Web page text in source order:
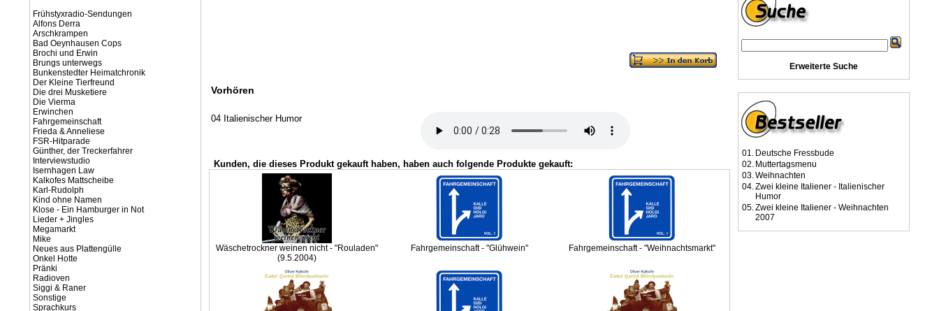
Frühstyxradio-Sendungen
Alfons Derra
Arschkrampen
Bad Oeynhausen Cops
Brochi und Erwin
Brungs unterwegs
Bunkenstedter Heimatchronik
Der Kleine Tierfreund
Die drei Musketiere
Die Vierma
Erwinchen
Fahrgemeinschaft
Frieda & Anneliese
FSR-Hitparade
Günther, der Treckerfahrer
Interviewstudio
Isernhagen Law
Kalkofes Mattscheibe
Karl-Rudolph
Kind ohne Namen
Klose - Ein Hamburger in Not
Lieder + Jingles
Megamarkt
Mike
Neues aus Plattengülle
Onkel Hotte
Pränki
Radioven
Siggi & Raner
Sonstige
Sprachkurs
Vorhören
04 Italienischer Humor
Kunden, die dieses Produkt gekauft haben, haben auch folgende Produkte gekauft:
Wäschetrockner weinen nicht - "Rouladen"
(9.5.2004)
Fahrgemeinschaft - "Glühwein" Fahrgemeinschaft - "Weihnachtsmarkt"
Erweiterte Suche
01. Deutsche Fressbude
02. Muttertagsmenu
03.Weihnachten
04.Zwei kleine Italiener - Italienischer
Humor
05.Zwei kleine Italiener - Weihnachten
2007